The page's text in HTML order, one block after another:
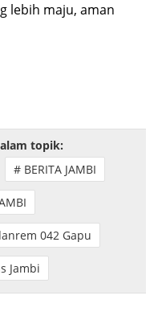
lebih maju, aman
topik:
# BERITA JAMBI
042 Gapu
Jambi